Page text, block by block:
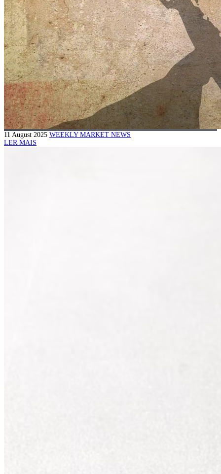
11 August 2025 WEEKLY MARKET NEWS
LER MAIS